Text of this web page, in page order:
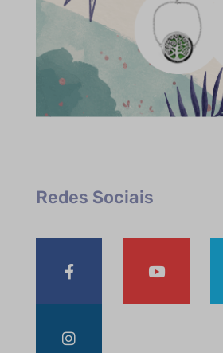
Redes Sociais